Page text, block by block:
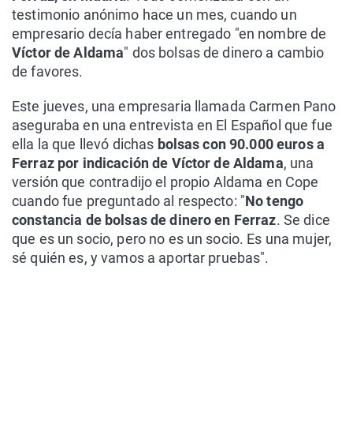
testimonio anónimo hace un mes, cuando un
empresario decía haber entregado "en nombre de
Víctor de Aldama" dos bolsas de dinero a cambio
de favores.
Este jueves, una empresaria llamada Carmen Pano
aseguraba en una entrevista en El Español que fue
ella la que llevó dichas bolsas con 90.000 euros a
Ferraz por indicación de Víctor de Aldama, una
versión que contradijo el propio Aldama en Cope
cuando fue preguntado al respecto: "No tengo
constancia de bolsas de dinero en Ferraz. Se dice
que es un socio, pero no es un socio. Es una mujer,
sé quién es, y vamos a aportar pruebas".